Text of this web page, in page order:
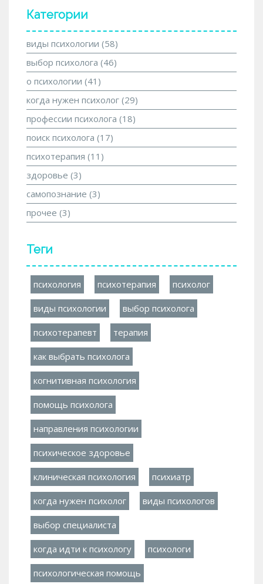
Категории
виды психологии (58)
выбор психолога (46)
о психологии (41)
когда нужен психолог (29)
профессии психолога (18)
поиск психолога (17)
психотерапия (11)
здоровье (3)
самопознание (3)
прочее (3)
Теги
психология психотерапия психолог
виды психологии выбор психолога
психотерапевт терапия
как выбрать психолога
когнитивная психология
помощь психолога
направления психологии
психическое здоровье
клиническая психология психиатр
когда нужен психолог виды психологов
выбор специалиста
когда идти к психологу психологи
психологическая помощь